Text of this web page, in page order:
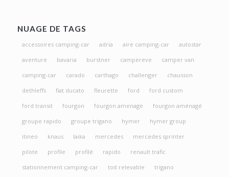
NUAGE DE TAGS
accessoires camping-car adria aire camping-car
autostar
aventure
bavaria burstner campereve
camper van
camping-car
carado carthago challenger
chausson
dethleffs
fiat ducato fleurette ford
ford custom
ford transit
fourgon fourgon amenage
fourgon aménagé
groupe rapido
groupe trigano hymer
hymer group
itineo
knaus laika mercedes
mercedes sprinter
pilote
profile profilé rapido
renault trafic
stationnement camping-car
toit relevable
trigano